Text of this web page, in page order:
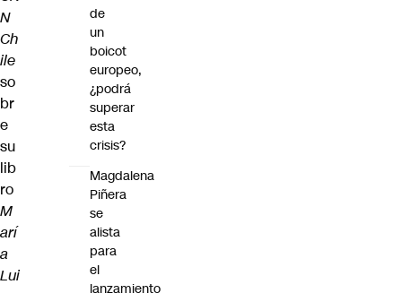
N
Ch
ile
so
br
e
su
lib
ro
M
arí
a
Lui
de
un
boicot
europeo,
¿podrá
superar
esta
crisis?
Magdalena
Piñera
se
alista
para
el
lanzamiento